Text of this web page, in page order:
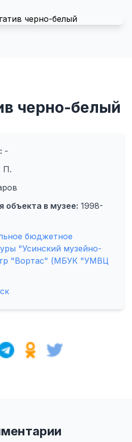
черно-белый
-
П.
объекта в музее: 1998-
бюджетное
"Усинский музейно-
"Вортас" (МБУК "УМВЦ